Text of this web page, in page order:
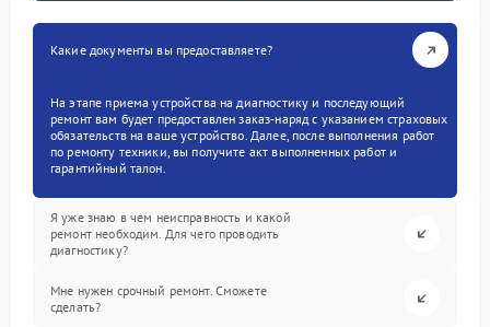
Какие документы вы предоставляете?
На этапе приема устройства на диагностику и последующий
ремонт вам будет предоставлен заказ-наряд с указанием страховых
обязательств на ваше устройство. Далее, после выполнения работ
по ремонту техники, вы получите акт выполненных работ и
гарантийный талон.
Я уже знаю в чем неисправность и какой
ремонт необходим. Для чего проводить
диагностику?
Мне нужен срочный ремонт. Сможете
сделать?